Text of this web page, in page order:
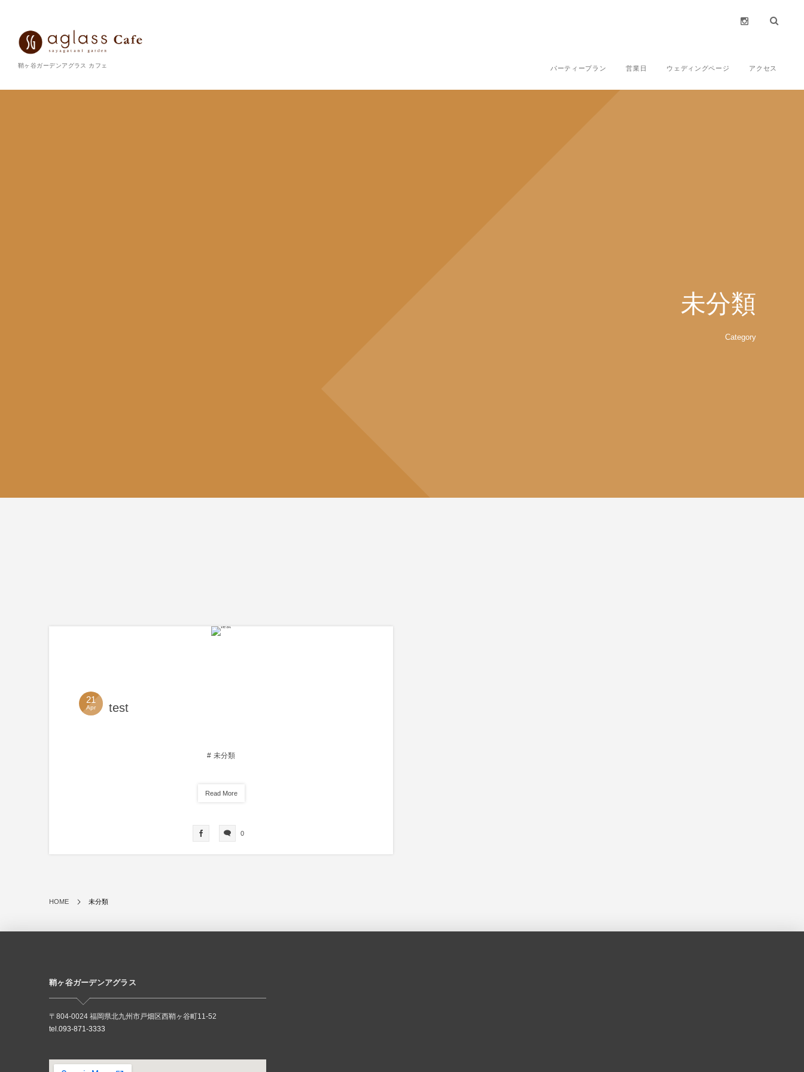
鞘ヶ谷ガーデンアグラス カフェ パーティープラン 営業日 ウェディングページ アクセス
未分類
Category
21
Apr test
未分類
Read More
0
HOME 未分類
鞘ヶ谷ガーデンアグラス
〒804-0024 福岡県北九州市戸畑区西鞘ヶ谷町11-52
tel.093-871-3333